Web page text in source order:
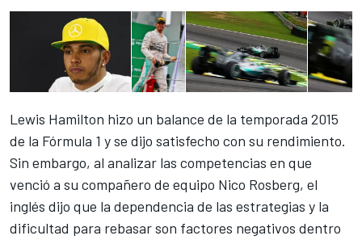
Lewis Hamilton hizo un balance de la temporada 2015
de la Fórmula 1 y se dijo satisfecho con su rendimiento.
Sin embargo, al analizar las competencias en que
venció a su compañero de equipo Nico Rosberg, el
inglés dijo que la dependencia de las estrategias y la
dificultad para rebasar son factores negativos dentro